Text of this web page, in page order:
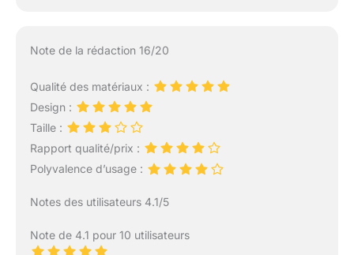
Note de la rédaction 16/20
Qualité des matériaux :
Design :
Taille :
Rapport qualité/prix :
Polyvalence d’usage :
Notes des utilisateurs 4.1/5
Note de 4.1 pour 10 utilisateurs